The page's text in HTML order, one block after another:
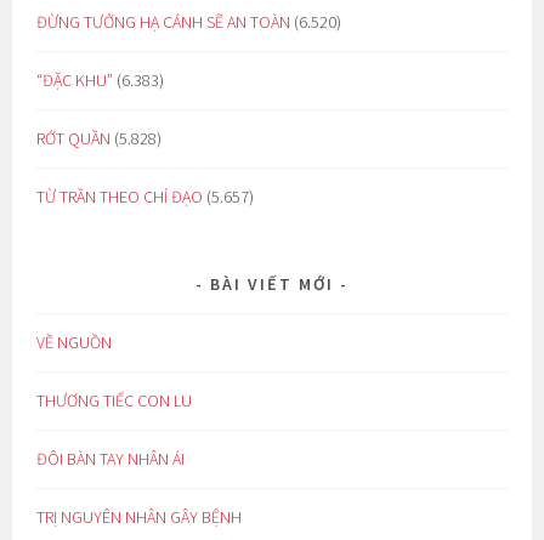
ĐỪNG TƯỞNG HẠ CÁNH SẼ AN TOÀN (6.520)
“ĐẶC KHU” (6.383)
RỚT QUẦN (5.828)
TỪ TRẦN THEO CHỈ ĐẠO (5.657)
BÀI VIẾT MỚI
VỀ NGUỒN
THƯƠNG TIẾC CON LU
ĐÔI BÀN TAY NHÂN ÁI
TRỊ NGUYÊN NHÂN GÂY BỆNH